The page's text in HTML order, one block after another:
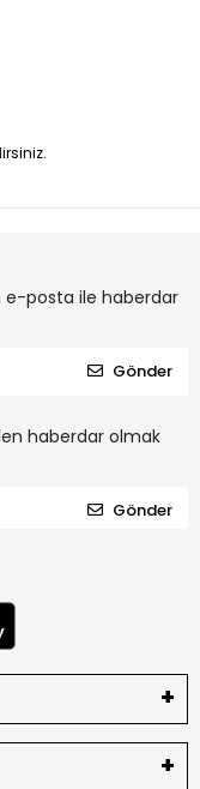
e-posta ile haberdar
Gönder
haberdar olmak
Gönder